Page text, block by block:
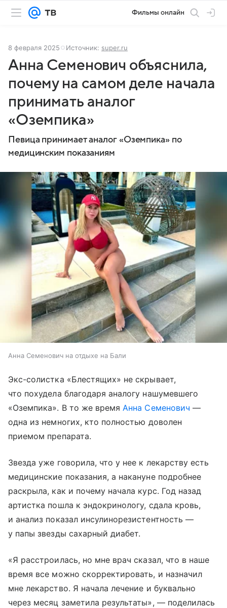
Фильмы онлайн
8 февраля 2025 Источник: super.ru
Анна Семенович объяснила,
почему на самом деле начала
принимать аналог
«Оземпика»
Певица принимает аналог «Оземпика» по
медицинским показаниям
Анна Семенович на отдыхе на Бали
Экс-солистка «Блестящих» не скрывает,
что похудела благодаря аналогу нашумевшего
«Оземпика». В то же время Анна Семенович —
одна из немногих, кто полностью доволен
приемом препарата.
Звезда уже говорила, что у нее к лекарству есть
медицинские показания, а накануне подробнее
раскрыла, как и почему начала курс. Год назад
артистка пошла к эндокринологу, сдала кровь,
и анализ показал инсулинорезистентность —
у папы звезды сахарный диабет.
«Я расстроилась, но мне врач сказал, что в наше
время все можно скорректировать, и назначил
мне лекарство. Я начала лечение и буквально
через месяц заметила результаты», — поделилась